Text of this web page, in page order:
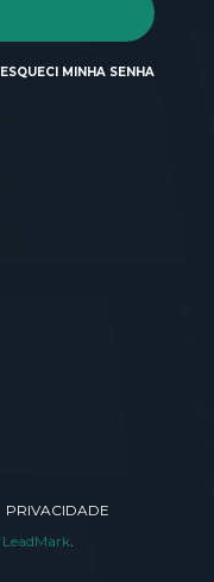
ESQUECI MINHA SENHA
PRIVACIDADE
LeadMark.